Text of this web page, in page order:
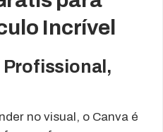
Incrível
Profissional,
no visual, o Canva é